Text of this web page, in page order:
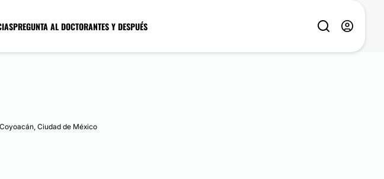
PREGUNTA AL DOCTORANTES Y DESPUÉS
Ciudad de México